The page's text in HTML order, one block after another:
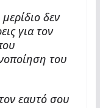
δεν
για τον
του
εαυτό σου